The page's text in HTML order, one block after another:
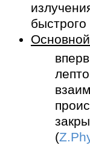
быстрого
(